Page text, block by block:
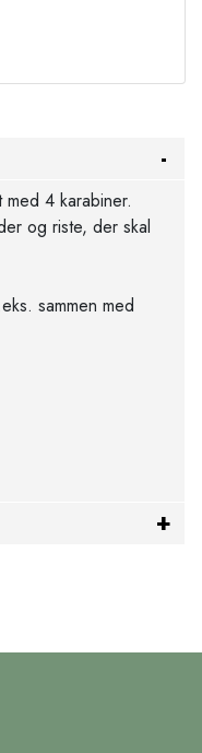
4 karabiner.
og riste, der skal
sammen med